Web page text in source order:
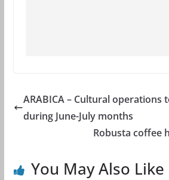
ARABICA – Cultural operations
during June-July months
Robusta coffee
You May Also Like